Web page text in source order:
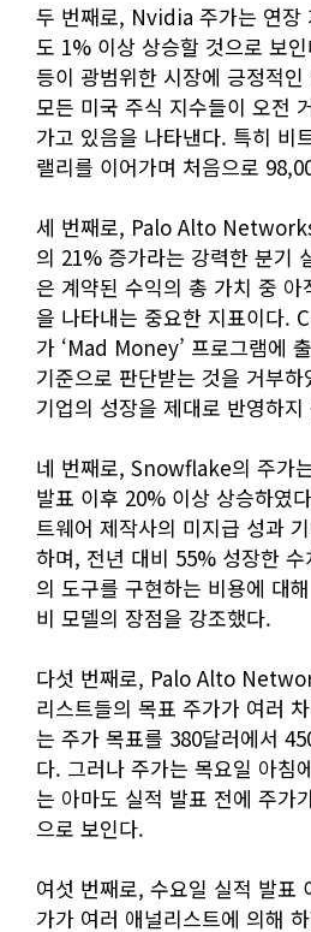
두 번째로, Nvidia 주가는 연장
도 1% 이상 상승할 것으로 보
등이 광범위한 시장에 긍정적
모든 미국 주식 지수들이 오전
가고 있음을 나타낸다. 특히 비
랠리를 이어가며 처음으로
세 번째로, Palo Alto
의 21% 증가라는 강력한 분기
은 계약된 수익의 총 가치 중
을 나타내는 중요한 지표이다.
가 ‘Mad Money’ 프로그램에
기준으로 판단받는 것을 거부
기업의 성장을 제대로 반영하
네 번째로, Snowflake의 주가
발표 이후 20% 이상 상승하였
트웨어 제작사의 미지급 성과
하며, 전년 대비 55% 성장한
의 도구를 구현하는 비용에 대
비 모델의 장점을 강조했다.
다섯 번째로, Palo Alto
리스트들의 목표 주가가 여러
는 주가 목표를 380달러에서
다. 그러나 주가는 목요일 아침
는 아마도 실적 발표 전에 주가
으로 보인다.
여섯 번째로, 수요일 실적 발표
가가 여러 애널리스트에 의해